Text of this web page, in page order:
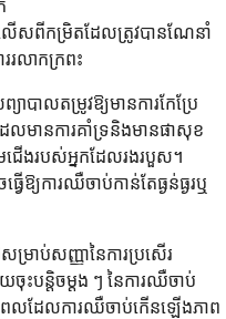
ើសពីកម្រិតដែលត្រូវបានណែនាំ
ររលាកក្រពះ
ាបាលតម្រូវឱ្យមានការកែប្រែ
មានការគាំទ្រនិងមានផាសុខ
ជើងរបស់អ្នកដែលរងរបួស។
ឱ្យការឈឺចាប់កាន់តែធ្ងន់ធ្ងរឬ
ម្រាប់សញ្ញានៃការប្រសើរ
ះបន្តិចម្តង ៗ នៃការឈឺចាប់
េលដែលការឈឺចាប់កើនឡើងភាព